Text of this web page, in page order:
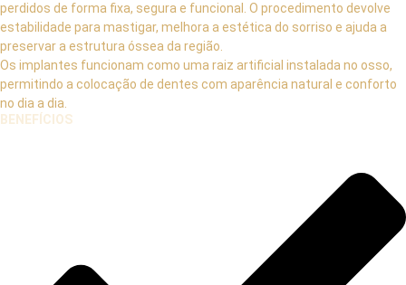
perdidos de forma fixa, segura e funcional. O procedimento devolve
estabilidade para mastigar, melhora a estética do sorriso e ajuda a
preservar a estrutura óssea da região.
Os implantes funcionam como uma raiz artificial instalada no osso,
permitindo a colocação de dentes com aparência natural e conforto
no dia a dia.
BENEFÍCIOS